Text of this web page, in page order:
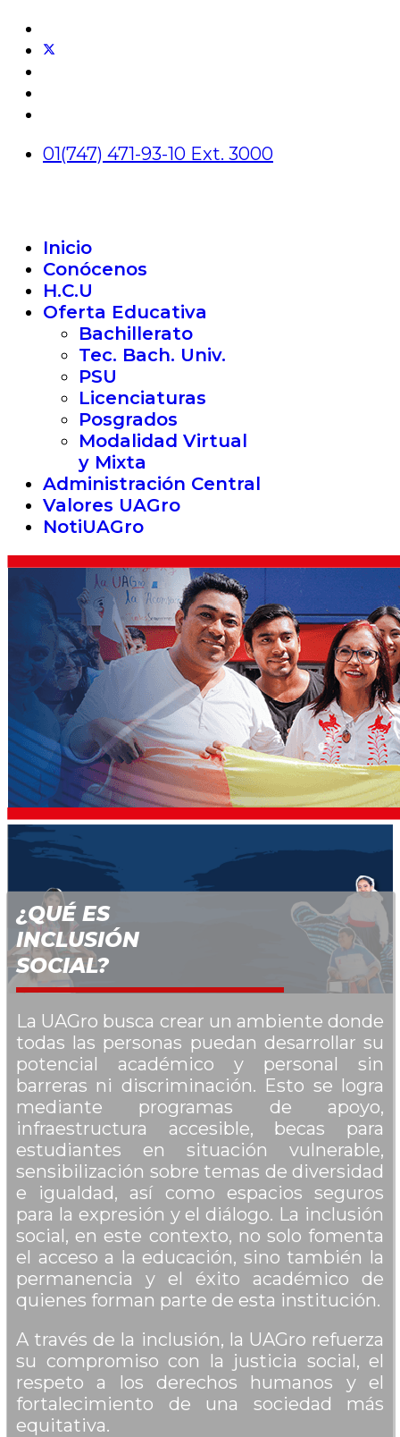
01(747) 471-93-10 Ext. 3000
Inicio
Conócenos
H.C.U
Oferta Educativa
Bachillerato
Tec. Bach. Univ.
PSU
Licenciaturas
Posgrados
Modalidad Virtual
y Mixta
Administración Central
Valores UAGro
NotiUAGro
¿QUÉ ES
INCLUSIÓN
SOCIAL?
La UAGro busca crear un ambiente donde
todas las personas puedan desarrollar su
potencial académico y personal sin
barreras ni discriminación. Esto se logra
mediante programas de apoyo,
infraestructura accesible, becas para
estudiantes en situación vulnerable,
sensibilización sobre temas de diversidad
e igualdad, así como espacios seguros
para la expresión y el diálogo. La inclusión
social, en este contexto, no solo fomenta
el acceso a la educación, sino también la
permanencia y el éxito académico de
quienes forman parte de esta institución.
A través de la inclusión, la UAGro refuerza
su compromiso con la justicia social, el
respeto a los derechos humanos y el
fortalecimiento de una sociedad más
equitativa.